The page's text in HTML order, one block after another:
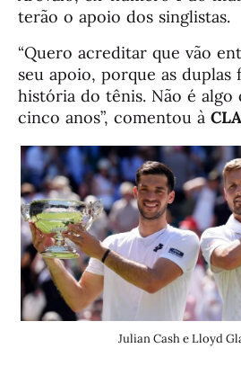
terão o apoio dos singlistas.
“Quero acreditar que vão
seu apoio, porque as duplas
história do tênis. Não é algo
cinco anos”, comentou à
Julian Cash e Lloyd